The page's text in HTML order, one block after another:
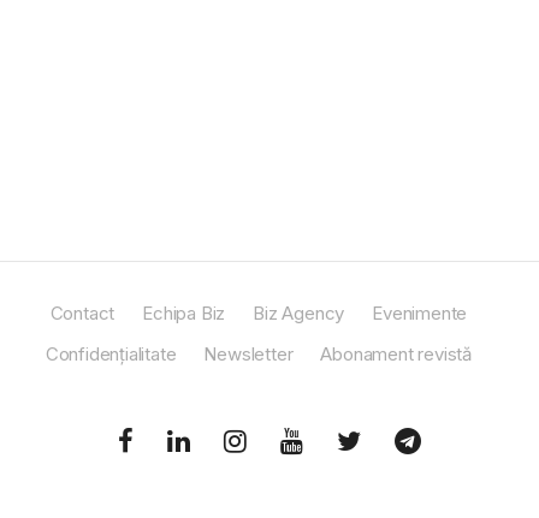
Contact Echipa Biz Biz Agency
Evenimente
Confidențialitate
Newsletter Abonament revistă